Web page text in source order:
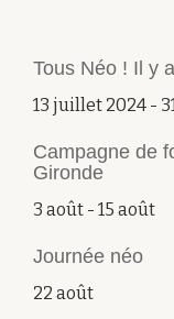
Tous Néo ! Il y
13 juillet 2024 -
Campagne de
Gironde
3 août - 15 août
Journée néo
22 août